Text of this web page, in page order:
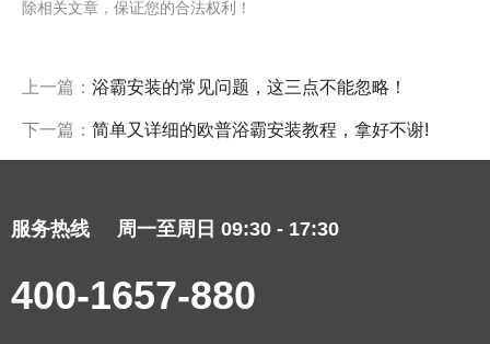
除相关文章，保证您的合法权利！
上一篇： 浴霸安装的常见问题，这三点不能忽略！
下一篇： 简单又详细的欧普浴霸安装教程，拿好不谢!
服务热线 周一至周日 09:30 - 17:30
400-1657-880